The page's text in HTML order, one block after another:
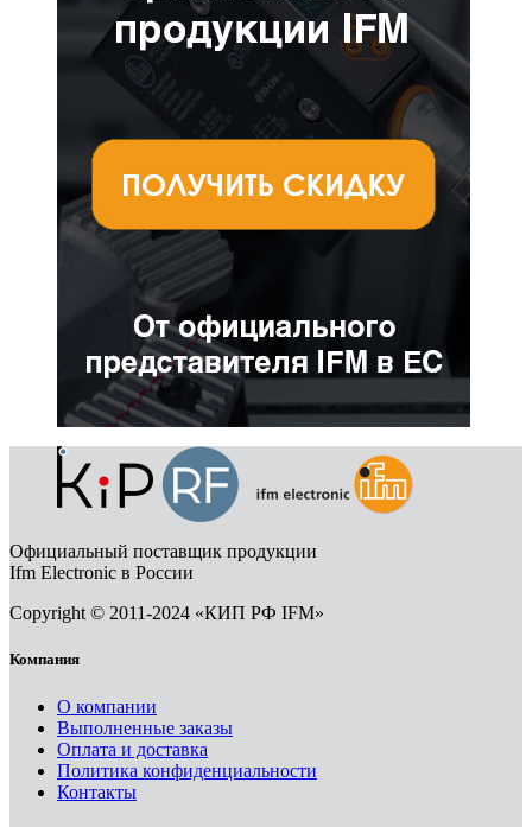
Официальный поставщик продукции
Ifm Electronic в России
Copyright © 2011-2024 «КИП РФ IFM»
Компания
О компании
Выполненные заказы
Оплата и доставка
Политика конфиденциальности
Контакты